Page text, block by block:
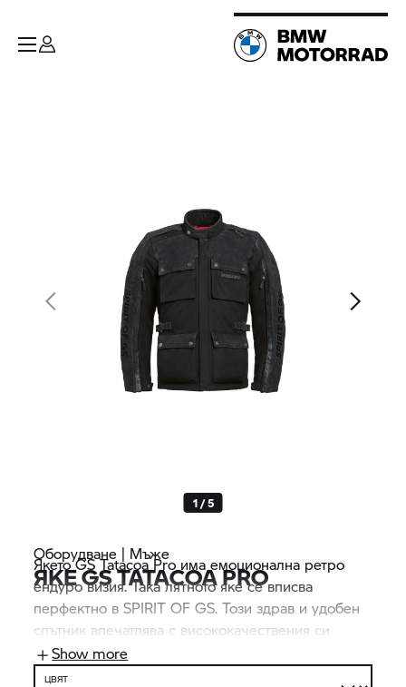
1 / 5
Оборудване | Мъже
ЯКЕ GS TATACOA PRO
Якето GS Tatacoa Pro има емоционална ретро
ендуро визия. Така лятното яке се вписва
перфектно в SPIRIT OF GS. Този здрав и удобен
спътник впечатлява с висококачествения си
избор на материали от платно в монохромен
стил и кожа.
Show more
ЦВЯТ